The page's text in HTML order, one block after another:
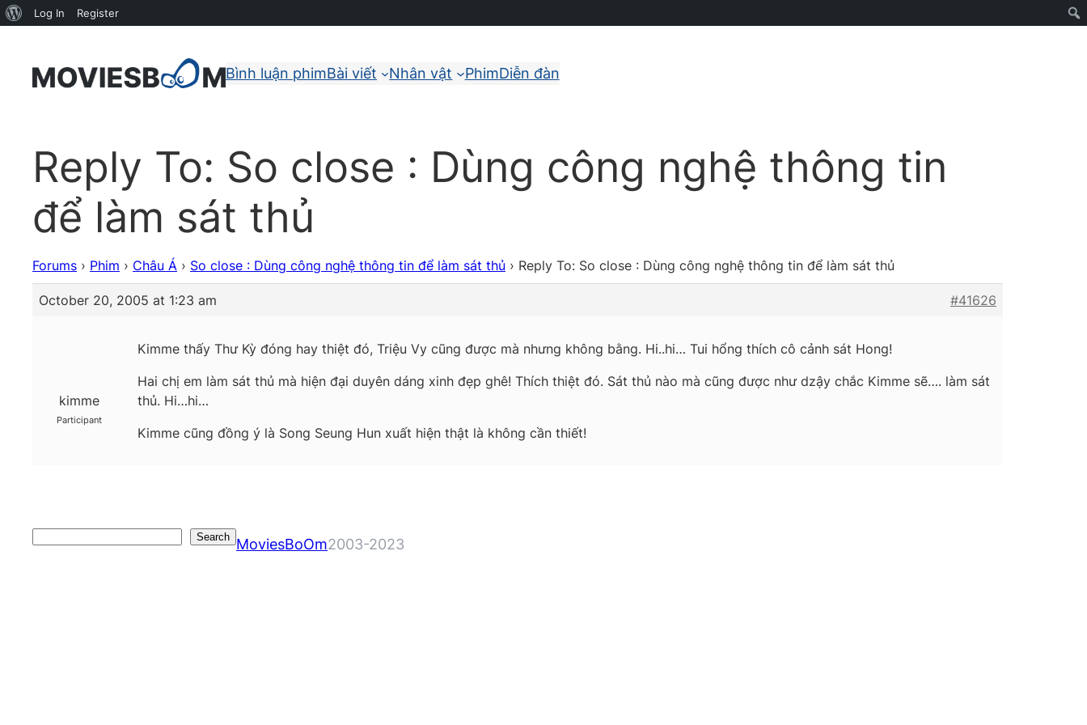
Bình luận phimBài viết Nhân vật PhimDiễn đàn
Reply To: So close : Dùng công nghệ thông tin
để làm sát thủ
Forums › Phim › Châu Á › So close : Dùng công nghệ thông tin để làm sát thủ › Reply To: So close : Dùng công nghệ thông tin để làm sát thủ
October 20, 2005 at 1:23 am #41626
kimme
Participant
Kimme thấy Thư Kỳ đóng hay thiệt đó, Triệu Vy cũng được mà nhưng không bằng. Hi..hi… Tui hổng thích cô cảnh sát Hong!
Hai chị em làm sát thủ mà hiện đại duyên dáng xinh đẹp ghê! Thích thiệt đó. Sát thủ nào mà cũng được như dzậy chắc Kimme sẽ…. làm sát
thủ. Hi…hi…
Kimme cũng đồng ý là Song Seung Hun xuất hiện thật là không cần thiết!
Search MoviesBoOm2003-2023
About
Log In Register